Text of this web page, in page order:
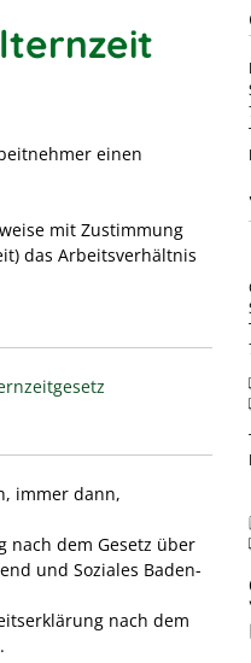
einen
mit Zustimmung
das Arbeitsverhältnis
immer dann,
nach dem Gesetz über
und Soziales Baden-
nach dem